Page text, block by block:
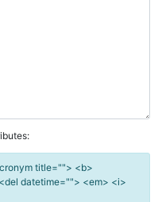
title=""> <b>
datetime=""> <em> <i>